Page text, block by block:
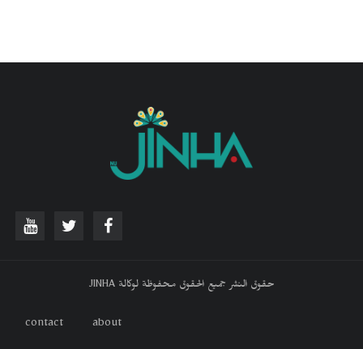
حقوق النشر جميع الحقوق محفوظة لوكالة JINHA
about
contact